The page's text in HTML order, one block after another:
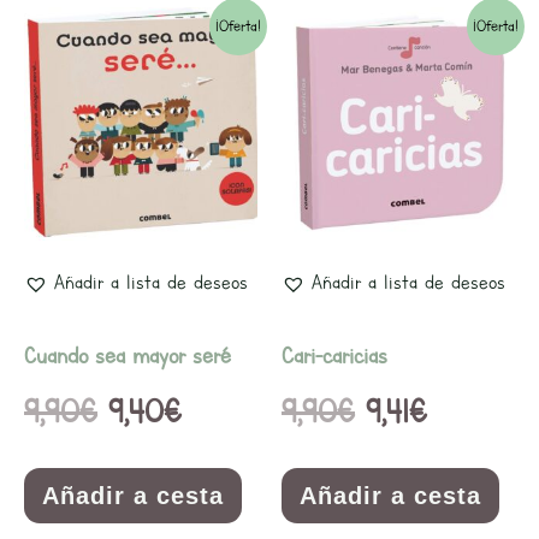
¡Oferta!
Añadir a lista de deseos
Cuando sea mayor seré
9,90€
El
precio
original
era:
9,90€.
9,40€
El
precio
actual
es:
9,40€.
Añadir a cesta
¡Oferta!
Añadir a lista de deseos
Cari-caricias
9,90€
El
precio
original
era:
9,90€.
9,41€
El
precio
actual
es:
9,41€.
Añadir a cesta